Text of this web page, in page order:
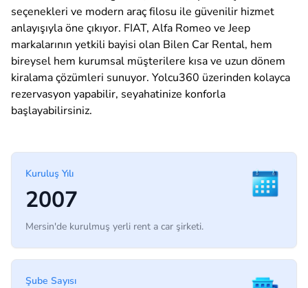
seçenekleri ve modern araç filosu ile güvenilir hizmet
anlayışıyla öne çıkıyor. FIAT, Alfa Romeo ve Jeep
markalarının yetkili bayisi olan Bilen Car Rental, hem
bireysel hem kurumsal müşterilere kısa ve uzun dönem
kiralama çözümleri sunuyor. Yolcu360 üzerinden kolayca
rezervasyon yapabilir, seyahatinize konforla
başlayabilirsiniz.
Kuruluş Yılı
2007
Mersin'de kurulmuş yerli rent a car şirketi.
Şube Sayısı